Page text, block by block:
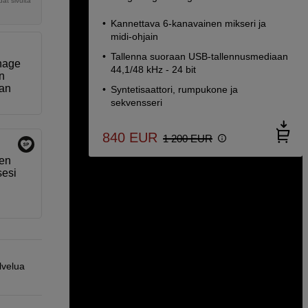
Kannettava 6-kanavainen mikseri ja
midi-ohjain
Tallenna suoraan USB-tallennusmediaan
44,1/48 kHz - 24 bit
Syntetisaattori, rumpukone ja
sekvensseri
840 EUR 1 200 EUR